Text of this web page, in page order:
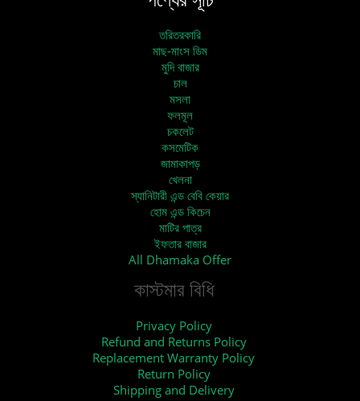
তরিতরকারি
মাছ-মাংস ডিম
মুদি বাজার
চাল
মসলা
ফলমূল
চকলেট
কসমেটিক
জামাকাপড়
খেলনা
স্যানিটারী এন্ড বেবি কেয়ার
হোম এন্ড কিচেন
মাটির পাত্র
ইফতার বাজার
All Dhamaka Offer
কাস্টমার বিধি
Privacy Policy
Refund and Returns Policy
Replacement Warranty Policy
Return Policy
Shipping and Delivery